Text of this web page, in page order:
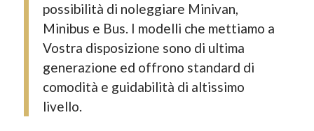
possibilità di noleggiare Minivan,
Minibus e Bus. I modelli che mettiamo a
Vostra disposizione sono di ultima
generazione ed offrono standard di
comodità e guidabilità di altissimo
livello.